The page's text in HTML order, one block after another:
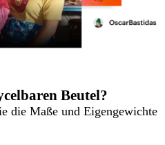
Beutel?
die Maße und Eigengewichte